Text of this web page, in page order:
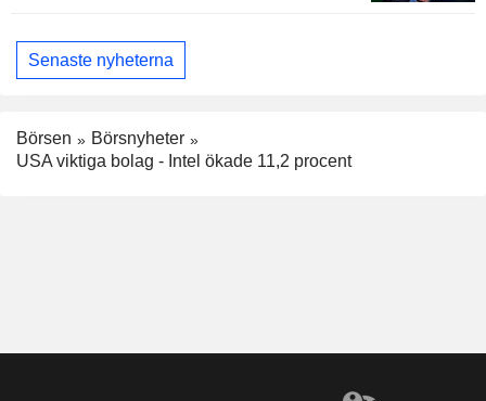
Senaste nyheterna
Börsen
Börsnyheter
USA viktiga bolag - Intel ökade 11,2 procent